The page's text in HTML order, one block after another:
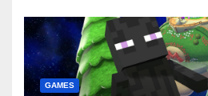
GAMES